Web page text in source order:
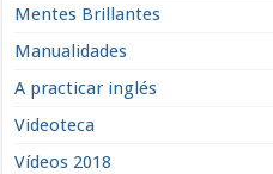
Mentes Brillantes
Manualidades
A practicar inglés
Videoteca
Vídeos 2018